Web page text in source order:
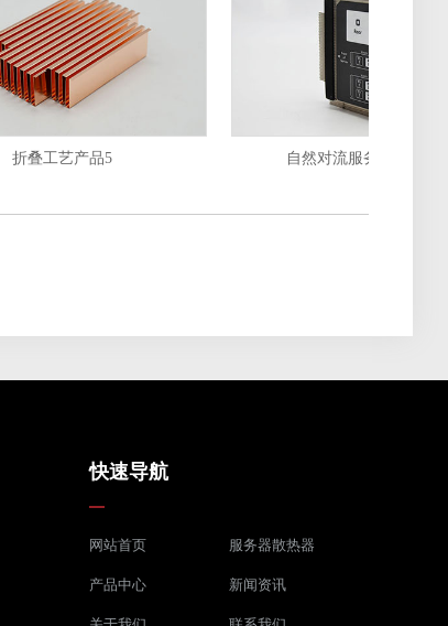
折叠工艺产品5 自然对流服务器散热器
快速导航
网站首页 服务器散热器
产品中心 新闻资讯